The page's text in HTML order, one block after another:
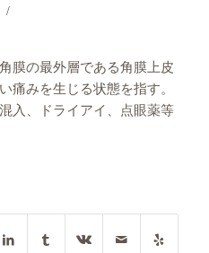
/
膜の最外層である角膜上皮
痛みを生じる状態を指す。
入、ドライアイ、点眼薬等